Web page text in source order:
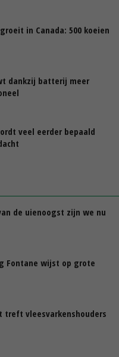
in Canada: 500 koeien
dankzij batterij meer
veel eerder bepaald
de uienoogst zijn we nu
Fontane wijst op grote
treft vleesvarkenshouders